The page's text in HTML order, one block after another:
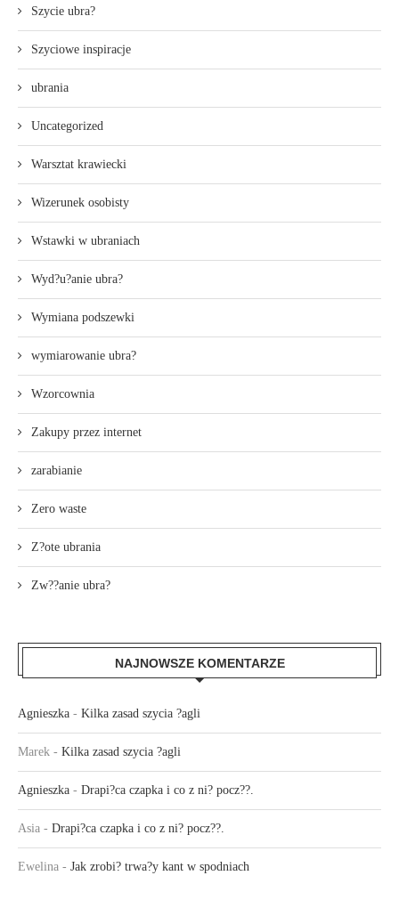
Szycie ubra?
Szyciowe inspiracje
ubrania
Uncategorized
Warsztat krawiecki
Wizerunek osobisty
Wstawki w ubraniach
Wyd?u?anie ubra?
Wymiana podszewki
wymiarowanie ubra?
Wzorcownia
Zakupy przez internet
zarabianie
Zero waste
Z?ote ubrania
Zw??anie ubra?
NAJNOWSZE KOMENTARZE
Agnieszka - Kilka zasad szycia ?agli
Marek - Kilka zasad szycia ?agli
Agnieszka - Drapi?ca czapka i co z ni? pocz??.
Asia - Drapi?ca czapka i co z ni? pocz??.
Ewelina - Jak zrobi? trwa?y kant w spodniach